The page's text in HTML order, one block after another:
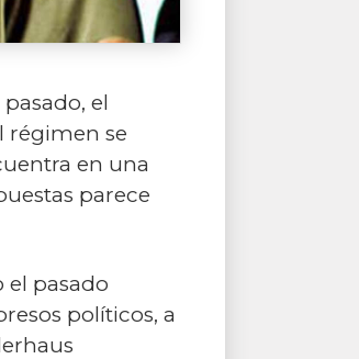
el
régimen se
en una
parece
el pasado
políticos, a